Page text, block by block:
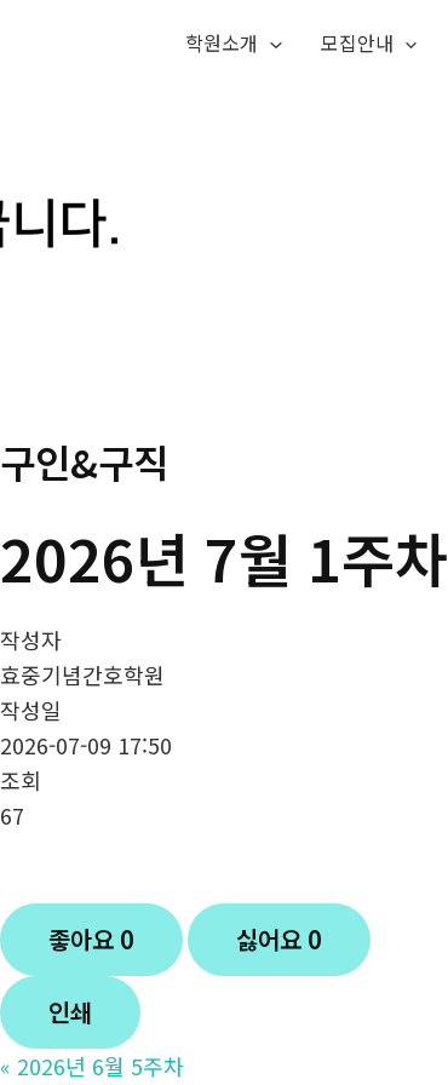
학원소개 모집안내
구인&구직
2026년 7월 1주차
작성자
효중기념간호학원
작성일
2026-07-09 17:50
조회
67
좋아요 0 싫어요 0
인쇄
« 2026년 6월 5주차